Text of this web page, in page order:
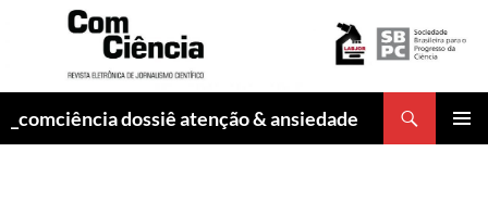
_comciência dossiê atenção & ansiedade